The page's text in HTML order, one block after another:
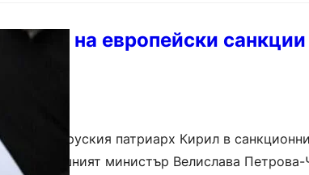
на европейски
на руския патриарх Кирил в
външният министър Велислава